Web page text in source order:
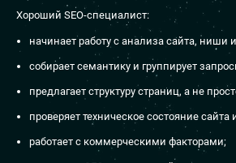
Хороший SEO-специалист:
начинает работу с анализа сайта, ниши
собирает семантику и группирует
предлагает структуру страниц, а не
проверяет техническое состояние
работает с коммерческими факторами;